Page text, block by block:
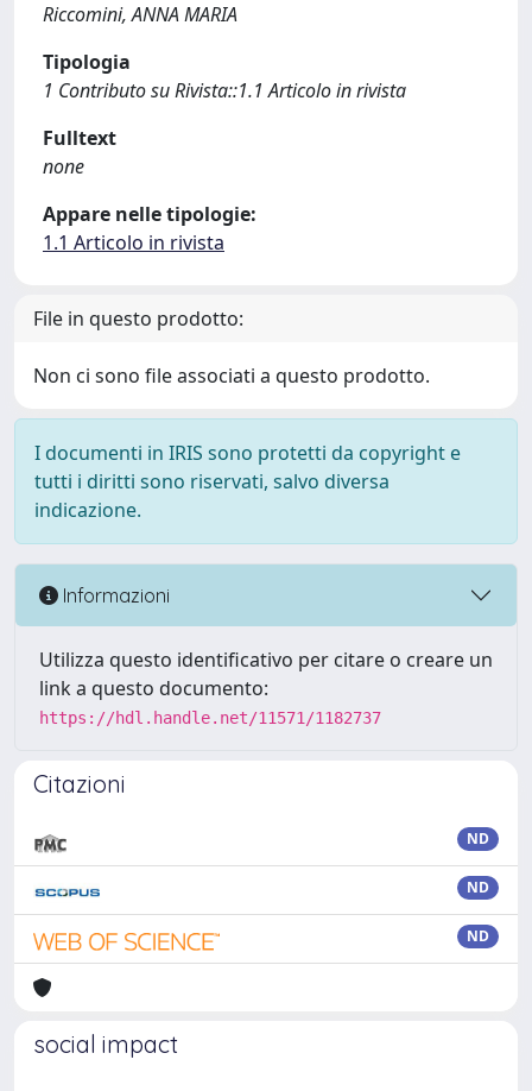
Riccomini, ANNA MARIA
Tipologia
1 Contributo su Rivista::1.1 Articolo in rivista
Fulltext
none
Appare nelle tipologie:
1.1 Articolo in rivista
File in questo prodotto:
Non ci sono file associati a questo prodotto.
I documenti in IRIS sono protetti da copyright e
tutti i diritti sono riservati, salvo diversa
indicazione.
Informazioni
Utilizza questo identificativo per citare o creare un
link a questo documento:
https://hdl.handle.net/11571/1182737
Citazioni
ND
ND
ND
social impact